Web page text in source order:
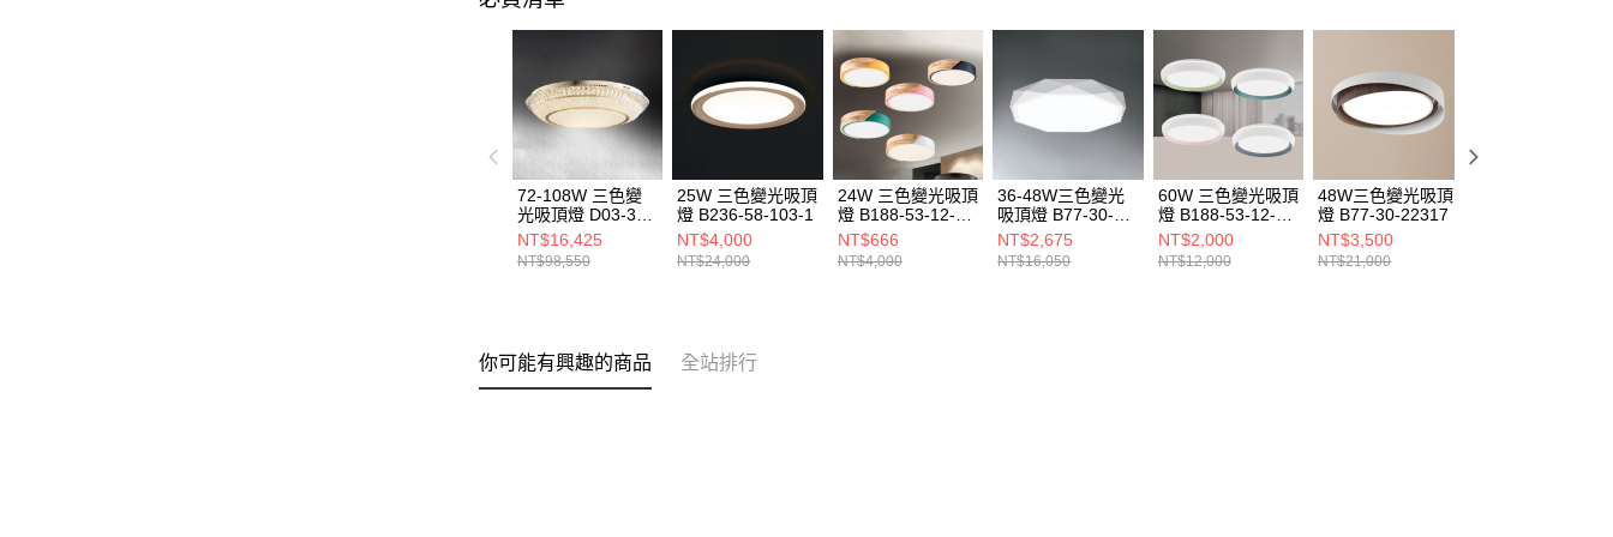
72-108W 三色變
光吸頂燈 D03-30-
20213 20214
NT$16,425
NT$98,550
25W 三色變光吸頂
燈 B236-58-103-1
NT$4,000
NT$24,000
24W 三色變光吸頂
燈 B188-53-12-
2511 2512 2513
2514 2515
NT$666
NT$4,000
36-48W三色變光
吸頂燈 B77-30-
22312A 22312B
NT$2,675
NT$16,050
60W 三色變光吸頂
燈 B188-53-12-
2373 2374 2375
2376
NT$2,000
NT$12,000
48W三色變光吸頂
燈 B77-30-22317
NT$3,500
NT$21,000
你可能有興趣的商品 全站排行